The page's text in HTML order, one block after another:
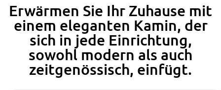
Erwärmen Sie Ihr Zuhause mit
einem eleganten Kamin, der
sich in jede Einrichtung,
sowohl modern als auch
zeitgenössisch, einfügt.